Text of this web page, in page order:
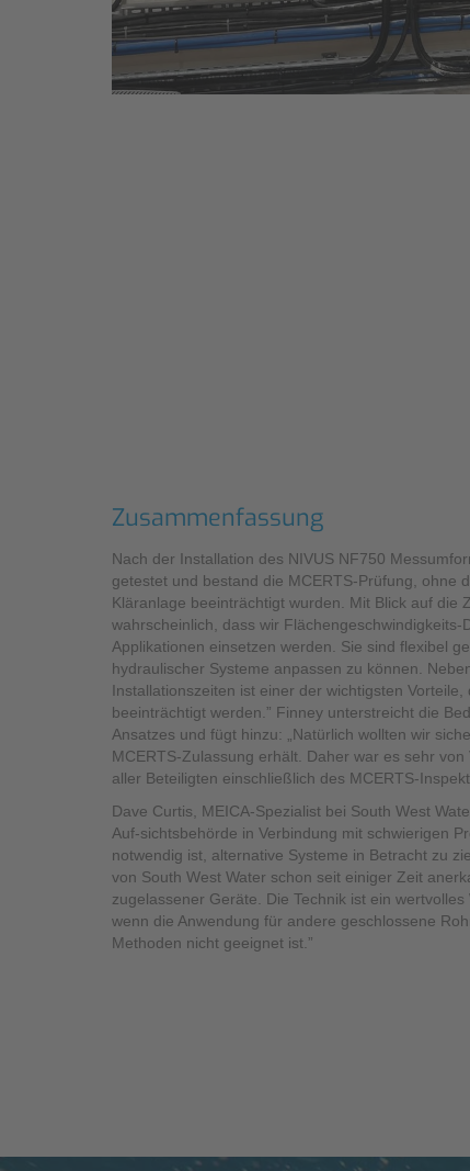
Zusammenfassung
Nach der Installation des NIVUS NF750
getestet und bestand die MCERTS-Prüfung, ohne
Kläranlage beeinträchtigt wurden. Mit Blick auf die
wahrscheinlich, dass wir
Applikationen einsetzen werden. Sie sind flexibel
hydraulischer Systeme anpassen zu können.
Installationszeiten ist einer der wichtigsten
beeinträchtigt werden.” Finney unterstreicht die
Ansatzes und fügt hinzu: „Natürlich wollten wir
MCERTS-Zulassung erhält. Daher war es sehr
aller Beteiligten einschließlich des MCERTS-
Dave Curtis, MEICA-Spezialist bei South West
Auf-sichtsbehörde in Verbindung mit schwierigen
notwendig ist, alternative Systeme in Betracht zu
von South West Water schon seit einiger Zeit
zugelassener Geräte. Die Technik ist ein
wenn die Anwendung für andere geschlossene
Methoden nicht geeignet ist.”